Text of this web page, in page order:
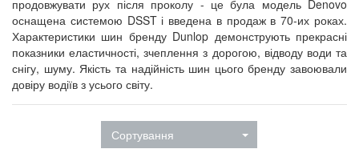
продовжувати рух після проколу - це була модель Denovo
оснащена системою DSST і введена в продаж в 70-их роках.
Характеристики шин бренду Dunlop демонструють прекрасні
показники еластичності, зчеплення з дорогою, відводу води та
снігу, шуму. Якість та надійність шин цього бренду завоювали
довіру водіїв з усього світу.
Сортування